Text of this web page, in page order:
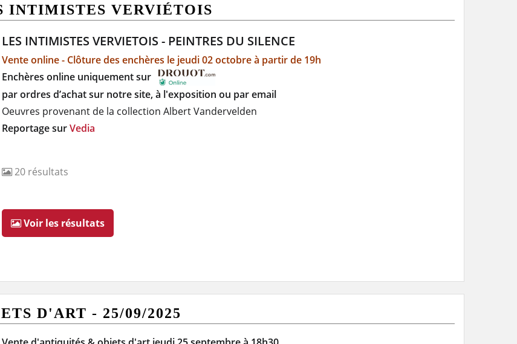
INTIMISTES VERVIÉTOIS
LES INTIMISTES VERVIETOIS - PEINTRES DU SILENCE
Vente online - Clôture des enchères le jeudi 02 octobre à partir de 19h
Enchères online uniquement sur
par ordres d’achat sur notre site, à l'exposition ou par email
Oeuvres provenant de la collection Albert Vandervelden
Reportage surVedia
20 résultats
Voir les résultats
D'ART - 25/09/2025